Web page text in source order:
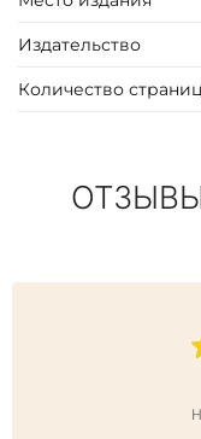
Издательство
Количество страниц
ОТЗЫВЫ